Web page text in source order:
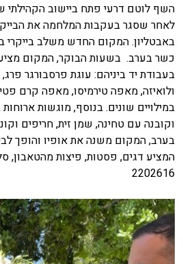
השף לוטם דרעי פתח ביישוב הקהילתי
לאחר שסגר בעקבות המלחמה את
באבטליון. המקום החדש משלב בייקרי
כשר בערב. בשעות הבוקר, המקום
בעבודת יד ביניהם: עוגת פרסבורגר
ולואיזה, מאפה טירמיסו, מאפה קרם
במילויים שונים. בנוסף, מוגשות
וקובנה עם טחינה, שמן זית, חריפים
בערב, המקום משנה את אופיו והופך
2202616